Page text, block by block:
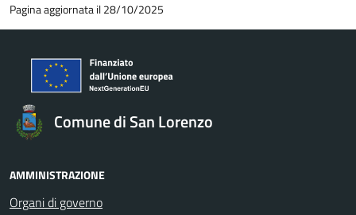
Pagina aggiornata il 28/10/2025
Comune di San Lorenzo
AMMINISTRAZIONE
Organi di governo